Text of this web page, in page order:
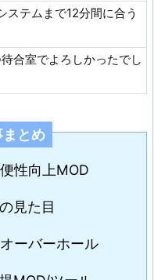
テムまで12分間に合う
合室でよろしかったでし
とめ
性向上MOD
見た目
ーバーホール